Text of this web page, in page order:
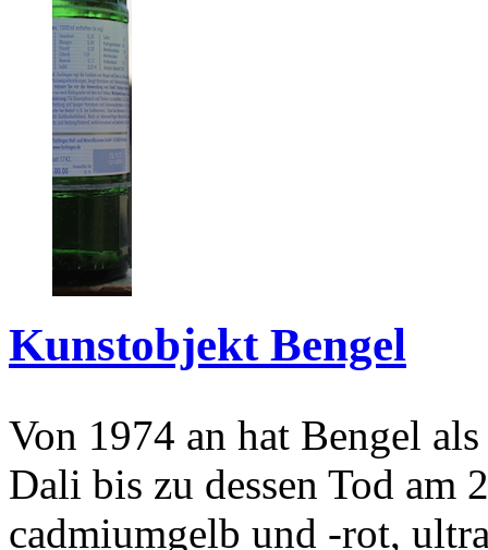
Kunstobjekt Bengel
Von 1974 an hat Bengel
Dali bis zu dessen Tod am
cadmiumgelb und -rot,